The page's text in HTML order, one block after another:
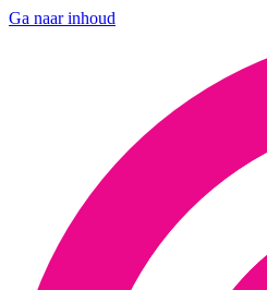
Ga naar inhoud